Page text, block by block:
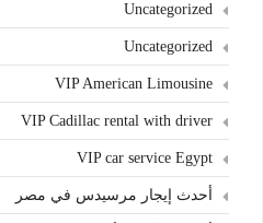
Uncategorized
Uncategorized
VIP American Limousine
VIP Cadillac rental with driver
VIP car service Egypt
أحدث إيجار مرسيدس في مصر